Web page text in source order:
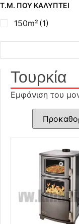
Τ.Μ. ΠΟΥ ΚΑΛΎΠΤΕΙ
150m² (1)
Τουρκία
Εμφάνιση του